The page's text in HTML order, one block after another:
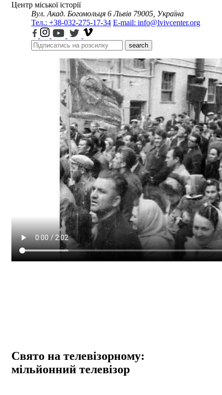
Центр міської історії
Вул. Акад. Богомольця 6 Львів 79005, Україна
Тел.: +38-032-275-17-34 E-mail: info@lvivcenter.org
search
Свято на телевізорному:
мільйонний телевізор